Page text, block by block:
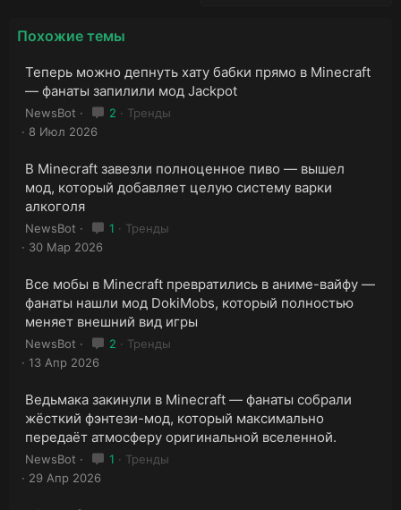
Похожие темы
Теперь можно депнуть хату бабки прямо в Minecraft
— фанаты запилили мод Jackpot
NewsBot 2
Тренды
8 Июл 2026
В Minecraft завезли полноценное пиво — вышел
мод, который добавляет целую систему варки
алкоголя
NewsBot 1
Тренды
30 Мар 2026
Все мобы в Minecraft превратились в аниме-вайфу —
фанаты нашли мод DokiMobs, который полностью
меняет внешний вид игры
NewsBot 2
Тренды
13 Апр 2026
Ведьмака закинули в Minecraft — фанаты собрали
жёсткий фэнтези-мод, который максимально
передаёт атмосферу оригинальной вселенной.
NewsBot 1
Тренды
29 Апр 2026